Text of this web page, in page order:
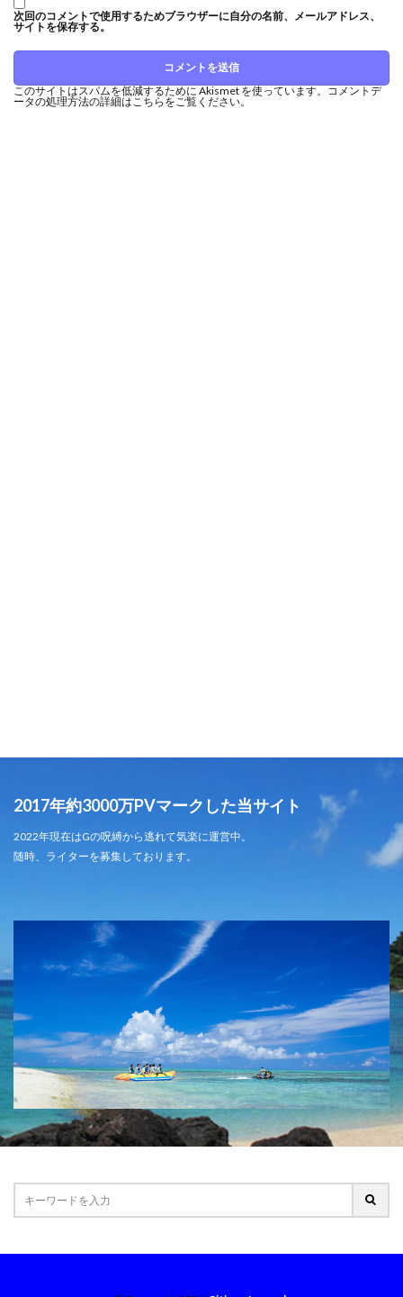
次回のコメントで使用するためブラウザーに自分の名前、メールアドレス、
サイトを保存する。
このサイトはスパムを低減するために Akismet を使っています。コメントデ
ータの処理方法の詳細はこちらをご覧ください。
2017年約3000万PVマークした当サイト
2022年現在はGの呪縛から逃れて気楽に運営中。
随時、ライターを募集しております。